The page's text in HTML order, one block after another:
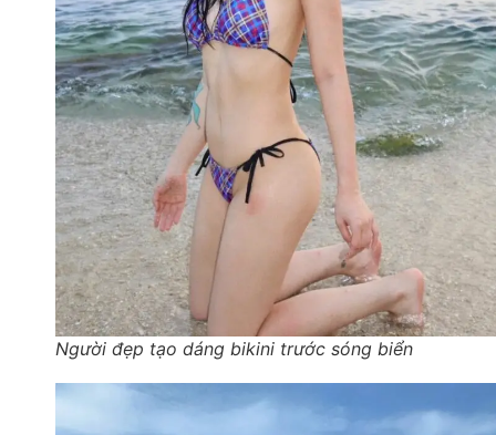
Người đẹp tạo dáng bikini trước sóng biển